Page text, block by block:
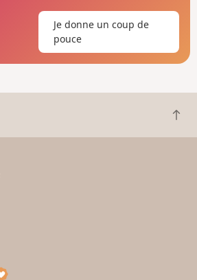
Je donne un coup de
pouce
R
e